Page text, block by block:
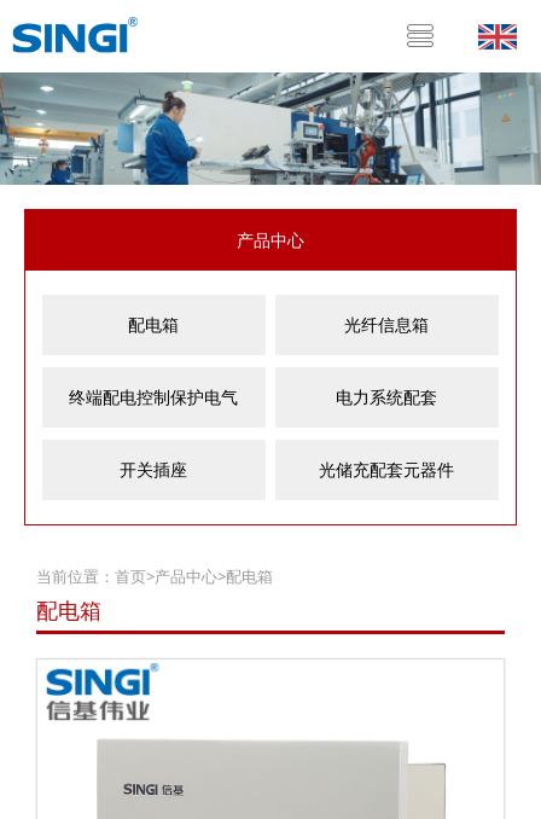
产品中心
配电箱 光纤信息箱
终端配电控制保护电气 电力系统配套
开关插座 光储充配套元器件
当前位置： 首页>产品中心>配电箱
配电箱